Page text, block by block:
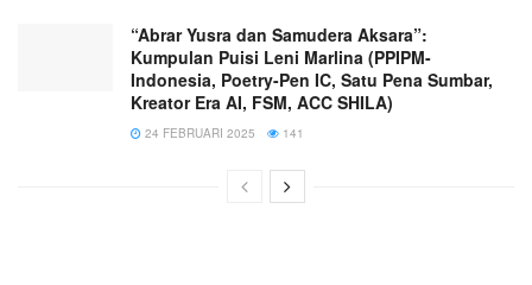
“Abrar Yusra dan Samudera Aksara”:
Kumpulan Puisi Leni Marlina (PPIPM-
Indonesia, Poetry-Pen IC, Satu Pena Sumbar,
Kreator Era AI, FSM, ACC SHILA)
24 FEBRUARI 2025 141